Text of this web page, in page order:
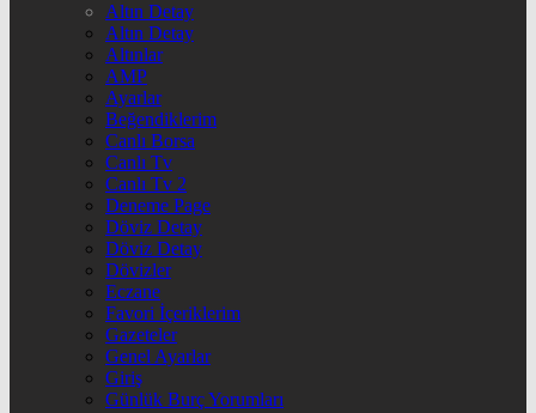
Altın Detay
Altın Detay
Altınlar
AMP
Ayarlar
Beğendiklerim
Canlı Borsa
Canlı Tv
Canlı Tv 2
Deneme Page
Döviz Detay
Döviz Detay
Dövizler
Eczane
Favori İçeriklerim
Gazeteler
Genel Ayarlar
Giriş
Günlük Burç Yorumları